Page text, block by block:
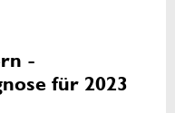
-
für 2023